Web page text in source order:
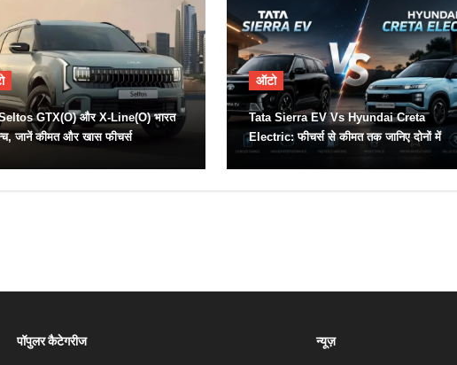
GTX(O) और X-Line(O) भारत
जानें कीमत और खास फीचर्स
ऑटो
Tata Sierra EV Vs Hyundai Creta
Electric: फीचर्स से कीमत तक जानिए दोनों में
कौन है ज्यादा दमदार
पॉपुलर कैटेगरीज न्यूज़